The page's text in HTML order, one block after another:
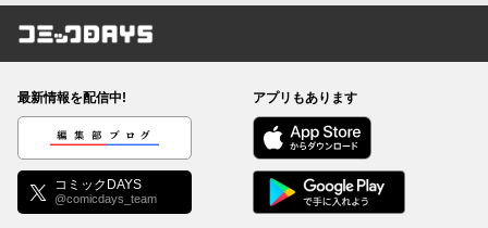
コミックDAYS
最新情報を配信中!
編集部ブログ
コミックDAYS
@comicdays_team
アプリもあります